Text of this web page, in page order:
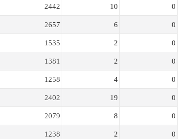
2442 10 0
2657 6 0
1535 2 0
1381 2 0
1258 4 0
2402 19 0
2079 8 0
1238 2 0